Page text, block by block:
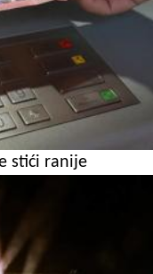
stići ranije